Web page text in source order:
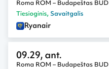
Roma ROM – Budapeštas BUD
Tiesioginis, Savaitgalis
Ryanair
09.29, ant.
Roma ROM – Budapeštas BUD